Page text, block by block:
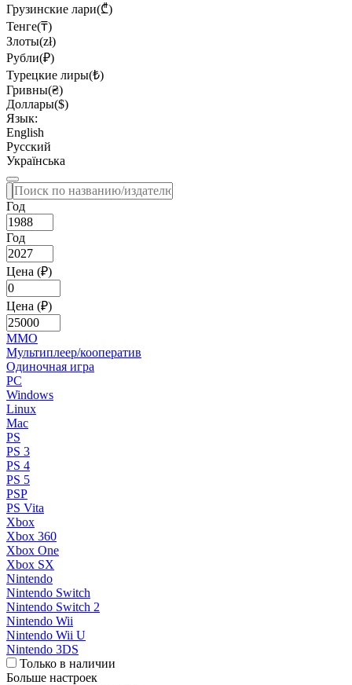
Грузинские лари(₾)
Тенге(₸)
Злоты(zł)
Рубли(₽)
Турецкие лиры(₺)
Гривны(₴)
Доллары($)
Язык:
English
Русский
Українська
Год
Год
Цена (₽)
Цена (₽)
MMO
Мультиплеер/кооператив
Одиночная игра
PC
Windows
Linux
Mac
PS
PS 3
PS 4
PS 5
PSP
PS Vita
Xbox
Xbox 360
Xbox One
Xbox SX
Nintendo
Nintendo Switch
Nintendo Switch 2
Nintendo Wii
Nintendo Wii U
Nintendo 3DS
Только в наличии
Больше настроек